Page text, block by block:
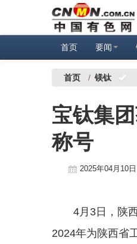
首页 要闻
首页 / 镁钛
宝钛集
称号
2025年04月10
4月3日，陕
2024年为陕西省